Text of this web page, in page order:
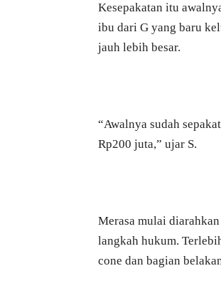
Kesepakatan itu
ibu dari G yang baru
jauh lebih besar.
“Awalnya sudah
Rp200 juta,” ujar S.
Merasa mulai
langkah hukum.
cone dan bagian